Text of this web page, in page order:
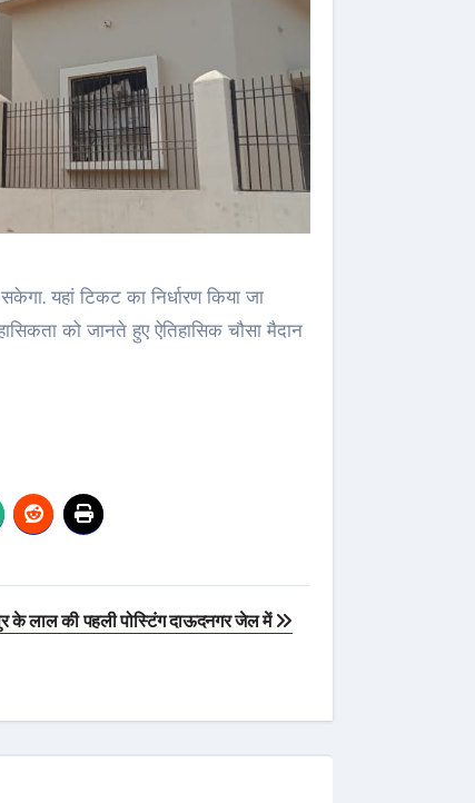
यहां टिकट का निर्धारण किया जा
को जानते हुए ऐतिहासिक चौसा मैदान
के लाल की पहली पोस्टिंग दाऊदनगर जेल में